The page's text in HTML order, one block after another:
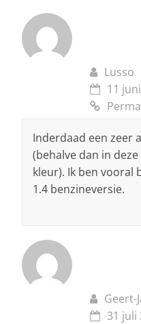
Lusso
11
Inderdaad een zeer
(behalve dan in deze
kleur). Ik ben vooral
1.4 benzineversie.
Geert-
31 juli